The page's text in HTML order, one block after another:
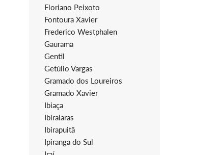
Floriano Peixoto
Fontoura Xavier
Frederico Westphalen
Gaurama
Gentil
Getúlio Vargas
Gramado dos Loureiros
Gramado Xavier
Ibiaça
Ibiraiaras
Ibirapuitã
Ipiranga do Sul